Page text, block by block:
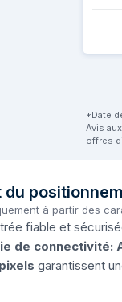
*Date
Avis
offres
à partir des
fiable et
de connectivité:
garantissent